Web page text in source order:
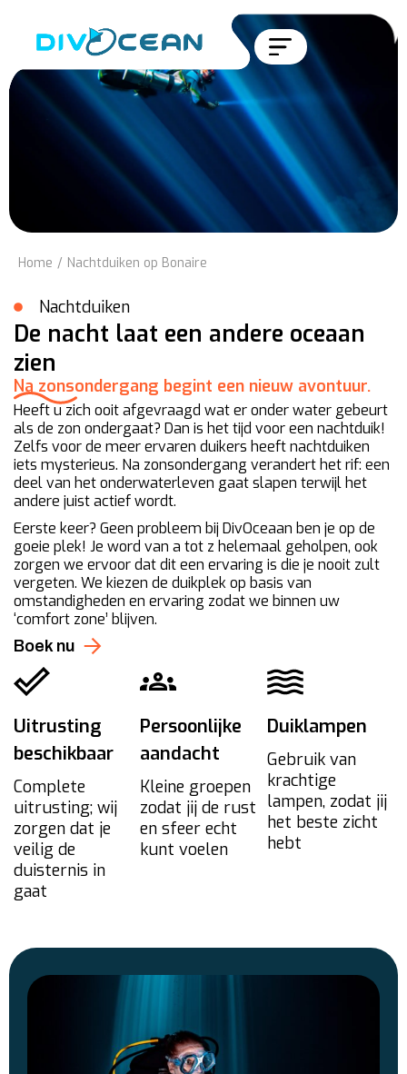
Home / Nachtduiken op Bonaire
Nachtduiken
De nacht laat een andere oceaan
zien
Na zonsondergang begint een nieuw avontuur.
Heeft u zich ooit afgevraagd wat er onder water gebeurt
als de zon ondergaat? Dan is het tijd voor een nachtduik!
Zelfs voor de meer ervaren duikers heeft nachtduiken
iets mysterieus. Na zonsondergang verandert het rif: een
deel van het onderwaterleven gaat slapen terwijl het
andere juist actief wordt.
Eerste keer? Geen probleem bij DivOceaan ben je op de
goeie plek! Je word van a tot z helemaal geholpen, ook
zorgen we ervoor dat dit een ervaring is die je nooit zult
vergeten. We kiezen de duikplek op basis van
omstandigheden en ervaring zodat we binnen uw
‘comfort zone’ blijven.
Boek nu
Uitrusting
beschikbaar
Complete
uitrusting; wij
zorgen dat je
veilig de
duisternis in
gaat
Persoonlijke
aandacht
Kleine groepen
zodat jij de rust
en sfeer echt
kunt voelen
Duiklampen
Gebruik van
krachtige
lampen, zodat jij
het beste zicht
hebt